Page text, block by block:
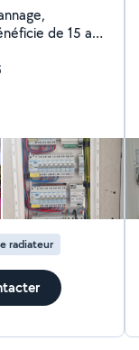
de 15 ans
mon expertise
solutions
vos
la gestion
filaire KNX
assurance en
DECENNALE.
radiateur